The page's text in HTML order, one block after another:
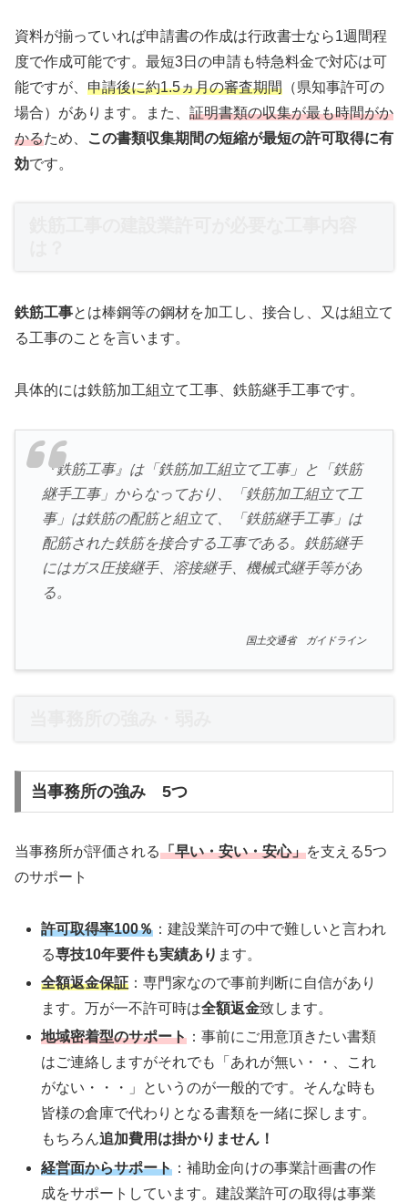
資料が揃っていれば申請書の作成は行政書士なら1週間程
度で作成可能です。最短3日の申請も特急料金で対応は可
能ですが、 申請後に約1.5ヵ月の審査期間 （県知事許可の
場合）があります。また、 証明書類の収集が最も時間がか
かるため、
この書類収集期間の短縮が最短の許可取得に有
効です。
鉄筋工事とは棒鋼等の鋼材を加工し、接合し、又は組立て
る工事のことを言います。
具体的には鉄筋加工組立て工事、鉄筋継手工事です。
『鉄筋工事』は「鉄筋加工組立て工事」と「鉄筋
継手工事」からなっており、「鉄筋加工組立て工
事」は鉄筋の配筋と組立て、「鉄筋継手工事」は
配筋された鉄筋を接合する工事である。鉄筋継手
にはガス圧接継手、溶接継手、機械式継手等があ
る。
国土交通省 ガイドライン
当事務所の強み 5つ
当事務所が評価される「早い・安い・安心」を支える5つ
のサポート
許可取得率100％ ：建設業許可の中で難しいと言われ
る専技10年要件も実績あり ます。
全額返金保証 ：専門家なので事前判断に自信があり
ます。万が一不許可時は全額返金致します。
地域密着型のサポート ：事前にご用意頂きたい書類
はご連絡しますがそれでも「あれが無い・・、これ
がない・・・」というのが一般的です。そんな時も
皆様の倉庫で代わりとなる書類を一緒に探します。
もちろん追加費用は掛かりません！
経営面からサポート ：補助金向けの事業計画書の作
成をサポートしています。建設業許可の取得は事業